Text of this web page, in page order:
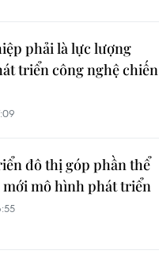
phải là lực lượng
triển công nghệ chiến
đô thị góp phần thể
mới mô hình phát triển